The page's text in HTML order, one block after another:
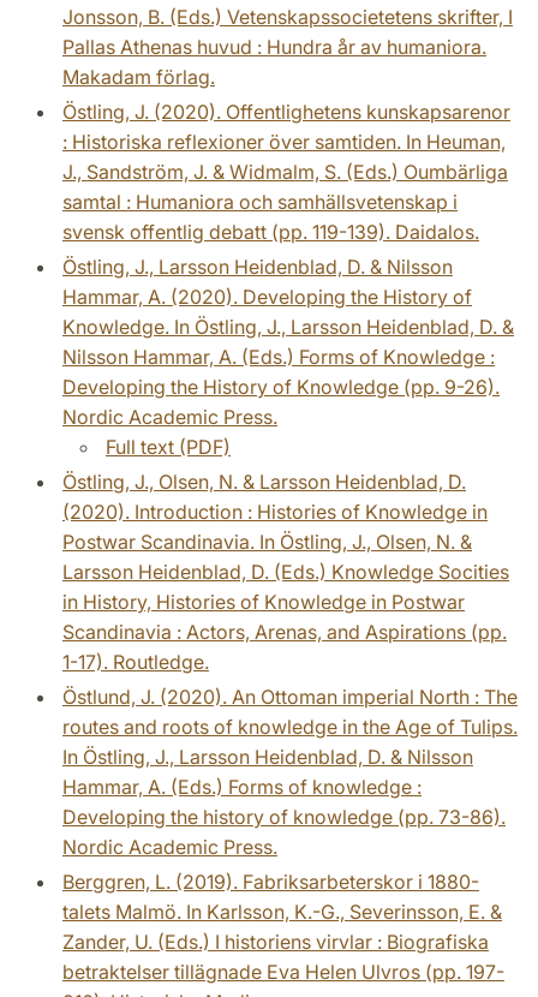
Jonsson, B. (Eds.) Vetenskapssocietetens skrifter, I
Pallas Athenas huvud : Hundra år av humaniora.
Makadam förlag.
Östling, J. (2020). Offentlighetens kunskapsarenor
: Historiska reflexioner över samtiden. In Heuman,
J., Sandström, J. & Widmalm, S. (Eds.) Oumbärliga
samtal : Humaniora och samhällsvetenskap i
svensk offentlig debatt (pp. 119-139). Daidalos.
Östling, J., Larsson Heidenblad, D. & Nilsson
Hammar, A. (2020). Developing the History of
Knowledge. In Östling, J., Larsson Heidenblad, D. &
Nilsson Hammar, A. (Eds.) Forms of Knowledge :
Developing the History of Knowledge (pp. 9-26).
Nordic Academic Press.
Full text (PDF)
Östling, J., Olsen, N. & Larsson Heidenblad, D.
(2020). Introduction : Histories of Knowledge in
Postwar Scandinavia. In Östling, J., Olsen, N. &
Larsson Heidenblad, D. (Eds.) Knowledge Socities
in History, Histories of Knowledge in Postwar
Scandinavia : Actors, Arenas, and Aspirations (pp.
1-17). Routledge.
Östlund, J. (2020). An Ottoman imperial North : The
routes and roots of knowledge in the Age of Tulips.
In Östling, J., Larsson Heidenblad, D. & Nilsson
Hammar, A. (Eds.) Forms of knowledge :
Developing the history of knowledge (pp. 73-86).
Nordic Academic Press.
Berggren, L. (2019). Fabriksarbeterskor i 1880-
talets Malmö. In Karlsson, K.-G., Severinsson, E. &
Zander, U. (Eds.) I historiens virvlar : Biografiska
betraktelser tillägnade Eva Helen Ulvros (pp. 197-